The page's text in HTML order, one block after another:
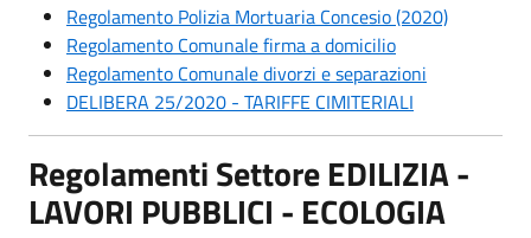
Regolamento Polizia Mortuaria Concesio (2020)
Regolamento Comunale firma a domicilio
Regolamento Comunale divorzi e separazioni
DELIBERA 25/2020 - TARIFFE CIMITERIALI
Regolamenti Settore EDILIZIA -
LAVORI PUBBLICI - ECOLOGIA